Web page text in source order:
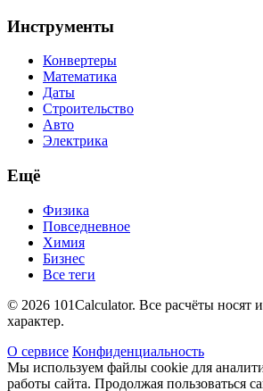
Инструменты
Конвертеры
Математика
Даты
Строительство
Авто
Электрика
Ещё
Физика
Повседневное
Химия
Бизнес
Все теги
© 2026 101Calculator. Все расчёты
характер.
О сервисе Конфиденциальность
Мы используем файлы cookie для
работы сайта. Продолжая пользоваться